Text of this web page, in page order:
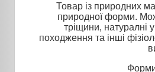
Товар із природних
природної форми.
тріщини, натуралні
походження та інші